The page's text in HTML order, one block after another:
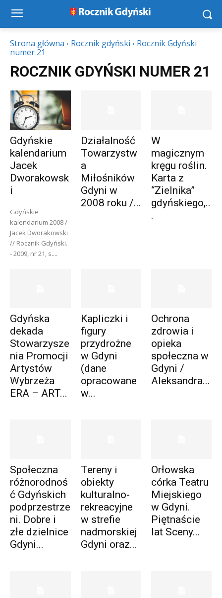
Strona główna Rocznik gdyński
Rocznik Gdyński
numer 21
ROCZNIK GDYŃSKI NUMER 21
Gdyńskie
kalendarium
Jacek
Dworakowsk
i
Gdyńskie
kalendarium 2008 /
Jacek Dworakowski
// Rocznik Gdyński.
- 2009, nr 21, s....
Działalność
Towarzystw
a
Miłośników
Gdyni w
2008 roku /...
W
magicznym
kręgu roślin.
Karta z
“Zielnika”
gdyńskiego,..
.
Gdyńska
dekada
Stowarzysze
nia Promocji
Artystów
Wybrzeża
ERA – ART...
Kapliczki i
figury
przydrożne
w Gdyni
(dane
opracowane
w...
Ochrona
zdrowia i
opieka
społeczna w
Gdyni /
Aleksandra...
Społeczna
różnorodnoś
ć Gdyńskich
podprzestrze
ni. Dobre i
złe dzielnice
Gdyni...
Tereny i
obiekty
kulturalno-
rekreacyjne
w strefie
nadmorskiej
Gdyni oraz...
Orłowska
córka Teatru
Miejskiego
w Gdyni.
Piętnaście
lat Sceny...